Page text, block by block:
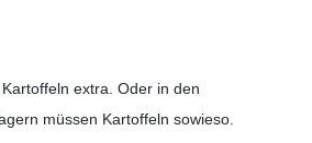
extra. Oder in den
müssen Kartoffeln sowieso.